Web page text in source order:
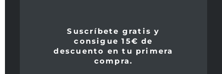
Suscríbete gratis y
consigue 15€ de
descuento en tu primera
compra.